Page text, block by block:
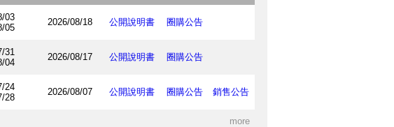
03
05
2026/08/18 公開說明書 圈購公告
31
04
2026/08/17 公開說明書 圈購公告
24
28
2026/08/07 公開說明書 圈購公告 銷售公告
more